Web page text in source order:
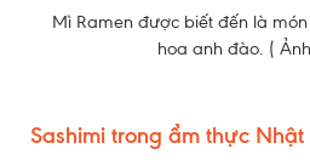
Mì Ramen được biết đến là
hoa anh đào. (
Sashimi trong ẩm thực Nhật